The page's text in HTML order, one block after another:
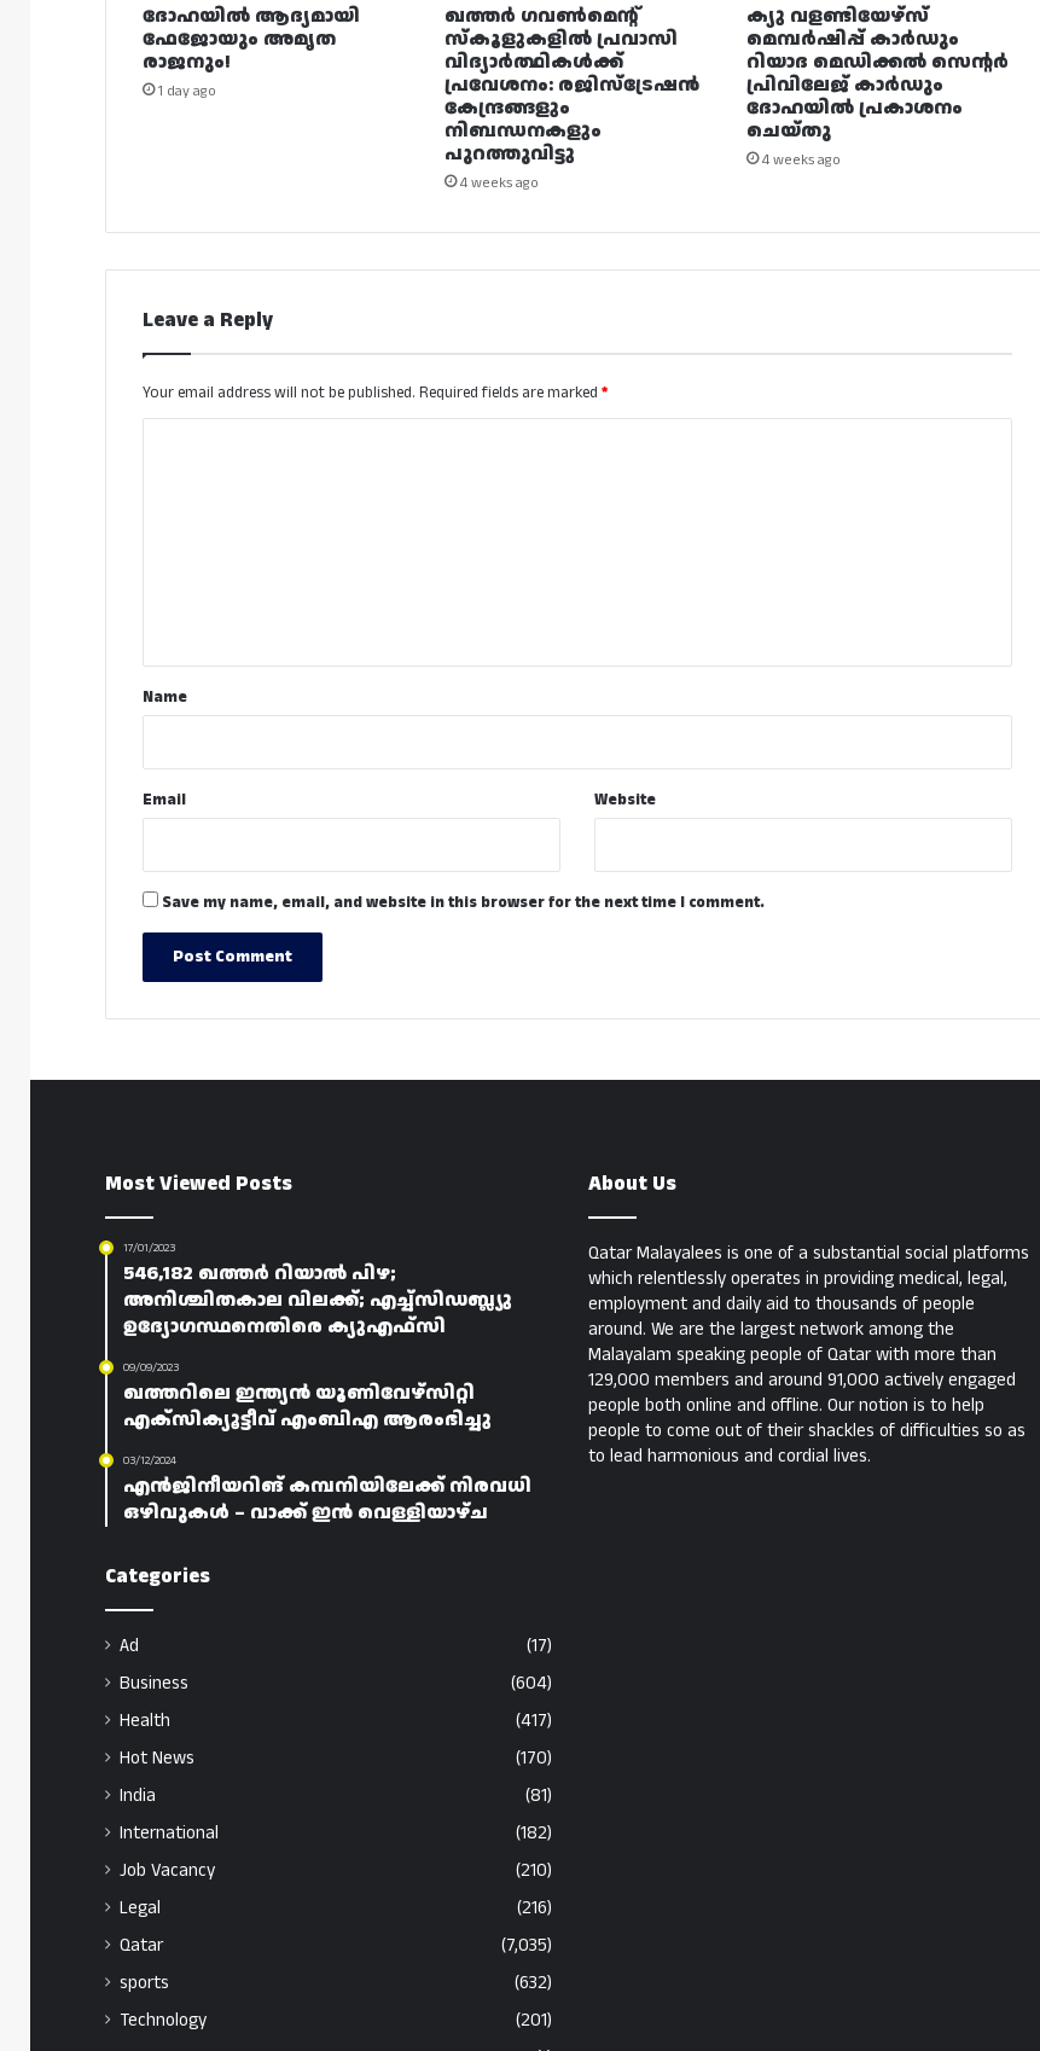
ദോഹയിൽ ആദ്യമായി
ഫേജോയും അമൃത
രാജനും!
1 day ago
ഖത്തർ ഗവൺമെന്റ്
സ്കൂളുകളിൽ പ്രവാസി
വിദ്യാർത്ഥികൾക്ക്
പ്രവേശനം: രജിസ്ട്രേഷൻ
കേന്ദ്രങ്ങളും
നിബന്ധനകളും
പുറത്തുവിട്ടു
4 weeks ago
ക്യു വളണ്ടിയേഴ്‌സ്
മെമ്പർഷിപ്പ് കാർഡും
റിയാദ മെഡിക്കൽ സെന്റർ
പ്രിവിലേജ് കാർഡും
ദോഹയിൽ പ്രകാശനം
ചെയ്തു
4 weeks ago
Leave a Reply
Your email address will not be published. Required fields are marked *
*Name
Email Website
Save my name, email, and website in this browser for the next time I comment.
Most Viewed Posts
17/01/2023
546,182 ഖത്തർ റിയാൽ പിഴ;
അനിശ്ചിതകാല വിലക്ക്; എച്ച്‌സിഡബ്ല്യു
ഉദ്യോഗസ്ഥനെതിരെ ക്യുഎഫ്സി
09/09/2023
ഖത്തറിലെ ഇന്ത്യൻ യൂണിവേഴ്‌സിറ്റി
എക്സിക്യൂട്ടീവ് എംബിഎ ആരംഭിച്ചു
03/12/2024
എൻജിനീയറിങ് കമ്പനിയിലേക്ക് നിരവധി
ഒഴിവുകൾ – വാക്ക് ഇൻ വെള്ളിയാഴ്ച
Categories
Ad
(17)
Business
(604)
Health
(417)
Hot News
(170)
India
(81)
International
(182)
Job Vacancy
(210)
Legal
(216)
Qatar
(7,035)
sports
(632)
Technology
(201)
About Us
Qatar Malayalees is one of a substantial social platforms
which relentlessly operates in providing medical, legal,
employment and daily aid to thousands of people
around. We are the largest network among the
Malayalam speaking people of Qatar with more than
129,000 members and around 91,000 actively engaged
people both online and offline. Our notion is to help
people to come out of their shackles of difficulties so as
to lead harmonious and cordial lives.